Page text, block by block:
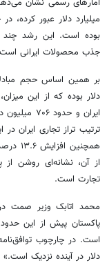
بوده است. این رشد چند
جذب محصولات ایرانی
ایران و
از آن، نشانه‌ای روشن از
تجارت است.
محمد اتابک وزیر صمت
پاکستان پیش از این
دلار در آینده نزدیک است.»